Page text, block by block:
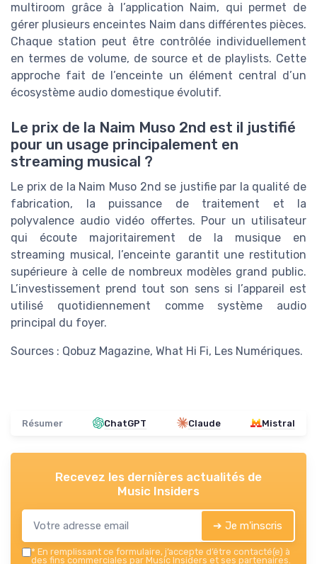
multiroom grâce à l’application Naim, qui permet de
gérer plusieurs enceintes Naim dans différentes pièces.
Chaque station peut être contrôlée individuellement
en termes de volume, de source et de playlists. Cette
approche fait de l’enceinte un élément central d’un
écosystème audio domestique évolutif.
Le prix de la Naim Muso 2nd est il justifié
pour un usage principalement en
streaming musical ?
Le prix de la Naim Muso 2nd se justifie par la qualité de
fabrication, la puissance de traitement et la
polyvalence audio vidéo offertes. Pour un utilisateur
qui écoute majoritairement de la musique en
streaming musical, l’enceinte garantit une restitution
supérieure à celle de nombreux modèles grand public.
L’investissement prend tout son sens si l’appareil est
utilisé quotidiennement comme système audio
principal du foyer.
Sources : Qobuz Magazine, What Hi Fi, Les Numériques.
Résumer ChatGPT Claude Mistral
Recevez les dernières actualités de
Music Insiders
➔ Je m'inscris
* En remplissant ce formulaire, j’accepte d’être contacté(e) à
des fins commerciales par Music Insiders et ses partenaires.